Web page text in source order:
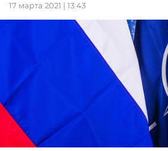
17 марта 2021 | 13:43